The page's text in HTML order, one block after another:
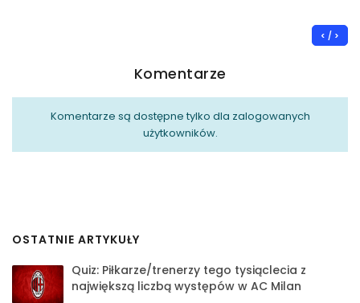
< / >
Komentarze
Komentarze są dostępne tylko dla zalogowanych
użytkowników.
OSTATNIE ARTYKUŁY
Quiz: Piłkarze/trenerzy tego tysiąclecia z
największą liczbą występów w AC Milan